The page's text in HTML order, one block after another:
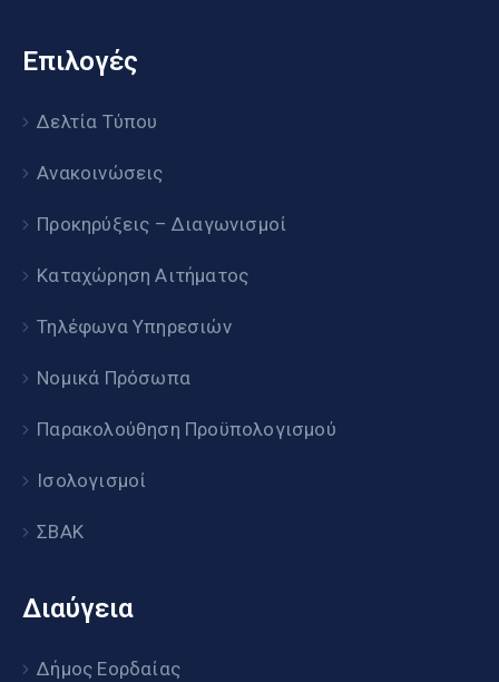
Επιλογές
Δελτία Τύπου
Ανακοινώσεις
Προκηρύξεις – Διαγωνισμοί
Καταχώρηση Αιτήματος
Τηλέφωνα Υπηρεσιών
Νομικά Πρόσωπα
Παρακολούθηση Προϋπολογισμού
Ισολογισμοί
ΣΒΑΚ
Διαύγεια
Δήμος Εορδαίας